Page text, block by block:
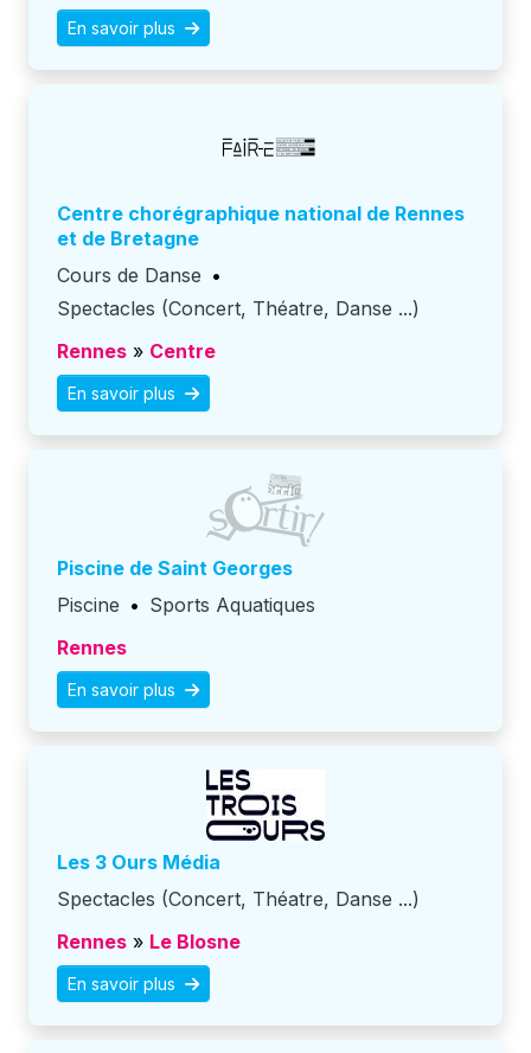
En savoir plus
Centre chorégraphique national de Rennes
et de Bretagne
Cours de Danse •
Spectacles (Concert, Théatre, Danse ...)
Rennes » Centre
En savoir plus
Piscine de Saint Georges
Piscine • Sports Aquatiques
Rennes
En savoir plus
Les 3 Ours Média
Spectacles (Concert, Théatre, Danse ...)
Rennes » Le Blosne
En savoir plus